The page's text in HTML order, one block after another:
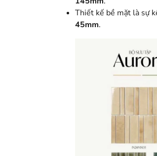
Thiết kế bề mặt là sự
45mm.